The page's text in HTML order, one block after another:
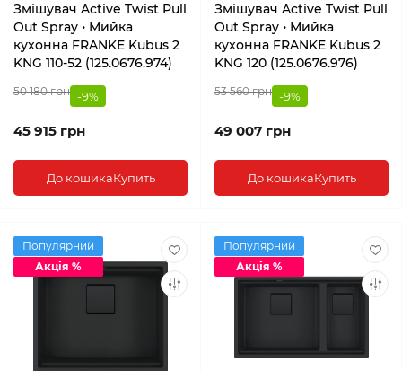
Змішувач Active Twist Pull
Out Spray • Мийка
кухонна FRANKE Kubus 2
KNG 110-52 (125.0676.974)
50 180 грн -9%
45 915 грн
До кошикаКупить
Змішувач Active Twist Pull
Out Spray • Мийка
кухонна FRANKE Kubus 2
KNG 120 (125.0676.976)
53 560 грн -9%
49 007 грн
До кошикаКупить
Популярний
Акція %
Популярний
Акція %